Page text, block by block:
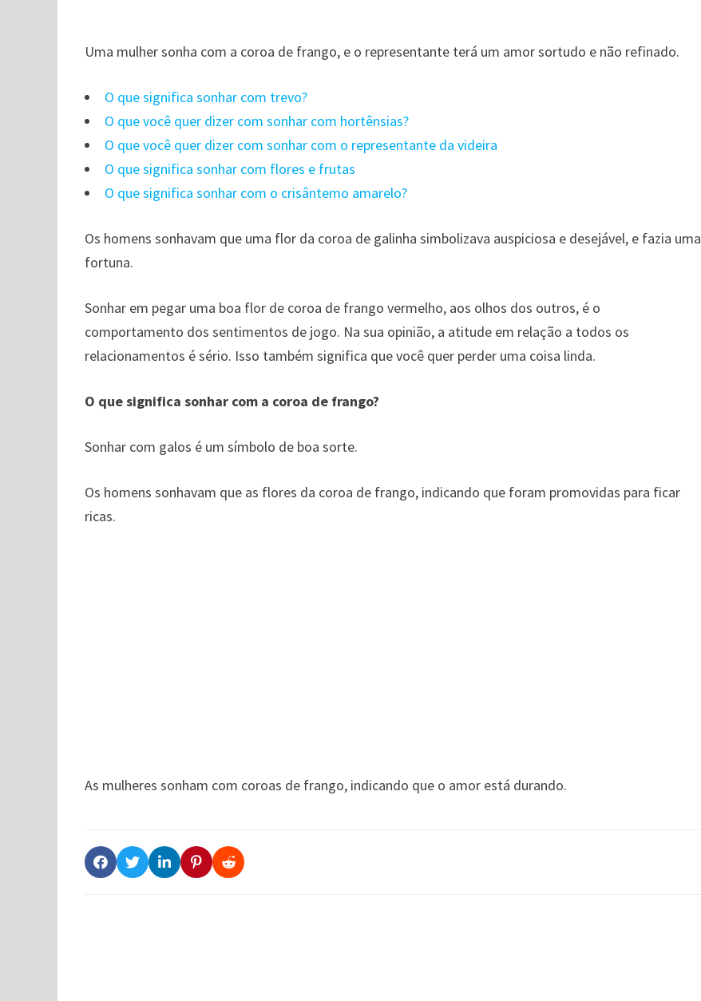
Uma mulher sonha com a coroa de frango, e o representante terá um amor sortudo e não refinado.
O que significa sonhar com trevo?
O que você quer dizer com sonhar com hortênsias?
O que você quer dizer com sonhar com o representante da videira
O que significa sonhar com flores e frutas
O que significa sonhar com o crisântemo amarelo?
Os homens sonhavam que uma flor da coroa de galinha simbolizava auspiciosa e desejável, e fazia uma
fortuna.
Sonhar em pegar uma boa flor de coroa de frango vermelho, aos olhos dos outros, é o
comportamento dos sentimentos de jogo. Na sua opinião, a atitude em relação a todos os
relacionamentos é sério. Isso também significa que você quer perder uma coisa linda.
O que significa sonhar com a coroa de frango?
Sonhar com galos é um símbolo de boa sorte.
Os homens sonhavam que as flores da coroa de frango, indicando que foram promovidas para ficar
ricas.
As mulheres sonham com coroas de frango, indicando que o amor está durando.